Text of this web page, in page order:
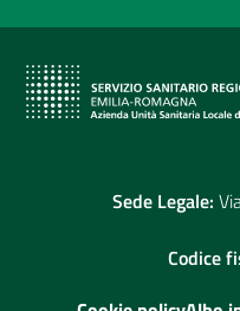
Sede Legale:
Codice